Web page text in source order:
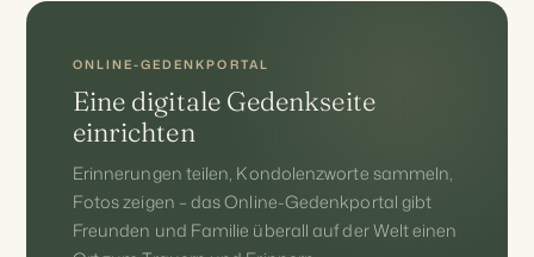
ONLINE-GEDENKPORTAL
Eine digitale Gedenkseite
einrichten
Erinnerungen teilen, Kondolenzworte sammeln,
Fotos zeigen – das Online-Gedenkportal gibt
Freunden und Familie überall auf der Welt einen